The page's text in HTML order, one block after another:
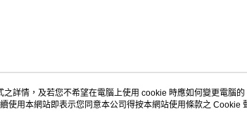
客戶服務
詳情，及若您不希望在電腦上使用 cookie 時應如何變更電腦的
使用本網站即表示您同意本公司得按本網站使用條款之 Cookie